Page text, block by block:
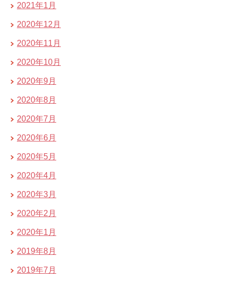
2021年1月
2020年12月
2020年11月
2020年10月
2020年9月
2020年8月
2020年7月
2020年6月
2020年5月
2020年4月
2020年3月
2020年2月
2020年1月
2019年8月
2019年7月